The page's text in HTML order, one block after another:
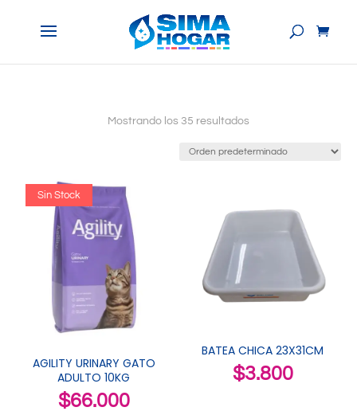
Mostrando los 35 resultados
Sin Stock
AGILITY URINARY GATO
ADULTO 10KG
$66.000
BATEA CHICA 23X31CM
$3.800